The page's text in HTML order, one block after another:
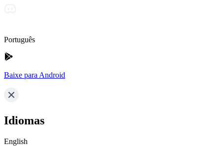
Português
Baixe para Android
Idiomas
English